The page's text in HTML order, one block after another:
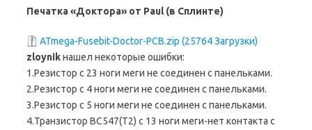
Печатка «Доктора» от Paul (в Сплинте)
ATmega-Fusebit-Doctor-PCB.zip (25764 Загрузки)
zloynikнашел некоторые ошибки:
1.Резистор с 23 ноги меги не соединен с панельками.
2.Резистор с 4 ноги меги не соединен с панельками.
3.Резистор с 5 ноги меги не соединен с панельками.
4.Транзистор BC547(Т2) с 13 ноги меги-нет контакта с